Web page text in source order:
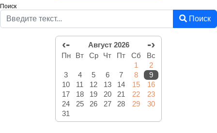
Поиск
Поиск
‹- Август 2026 -›
Пн Вт Ср Чт Пт Сб
Вс
1
2
3
4 5 6 7 8
9
10
11 12 13 14 15
16
17
18 19 20 21 22
23
24
25 26 27 28 29
30
31